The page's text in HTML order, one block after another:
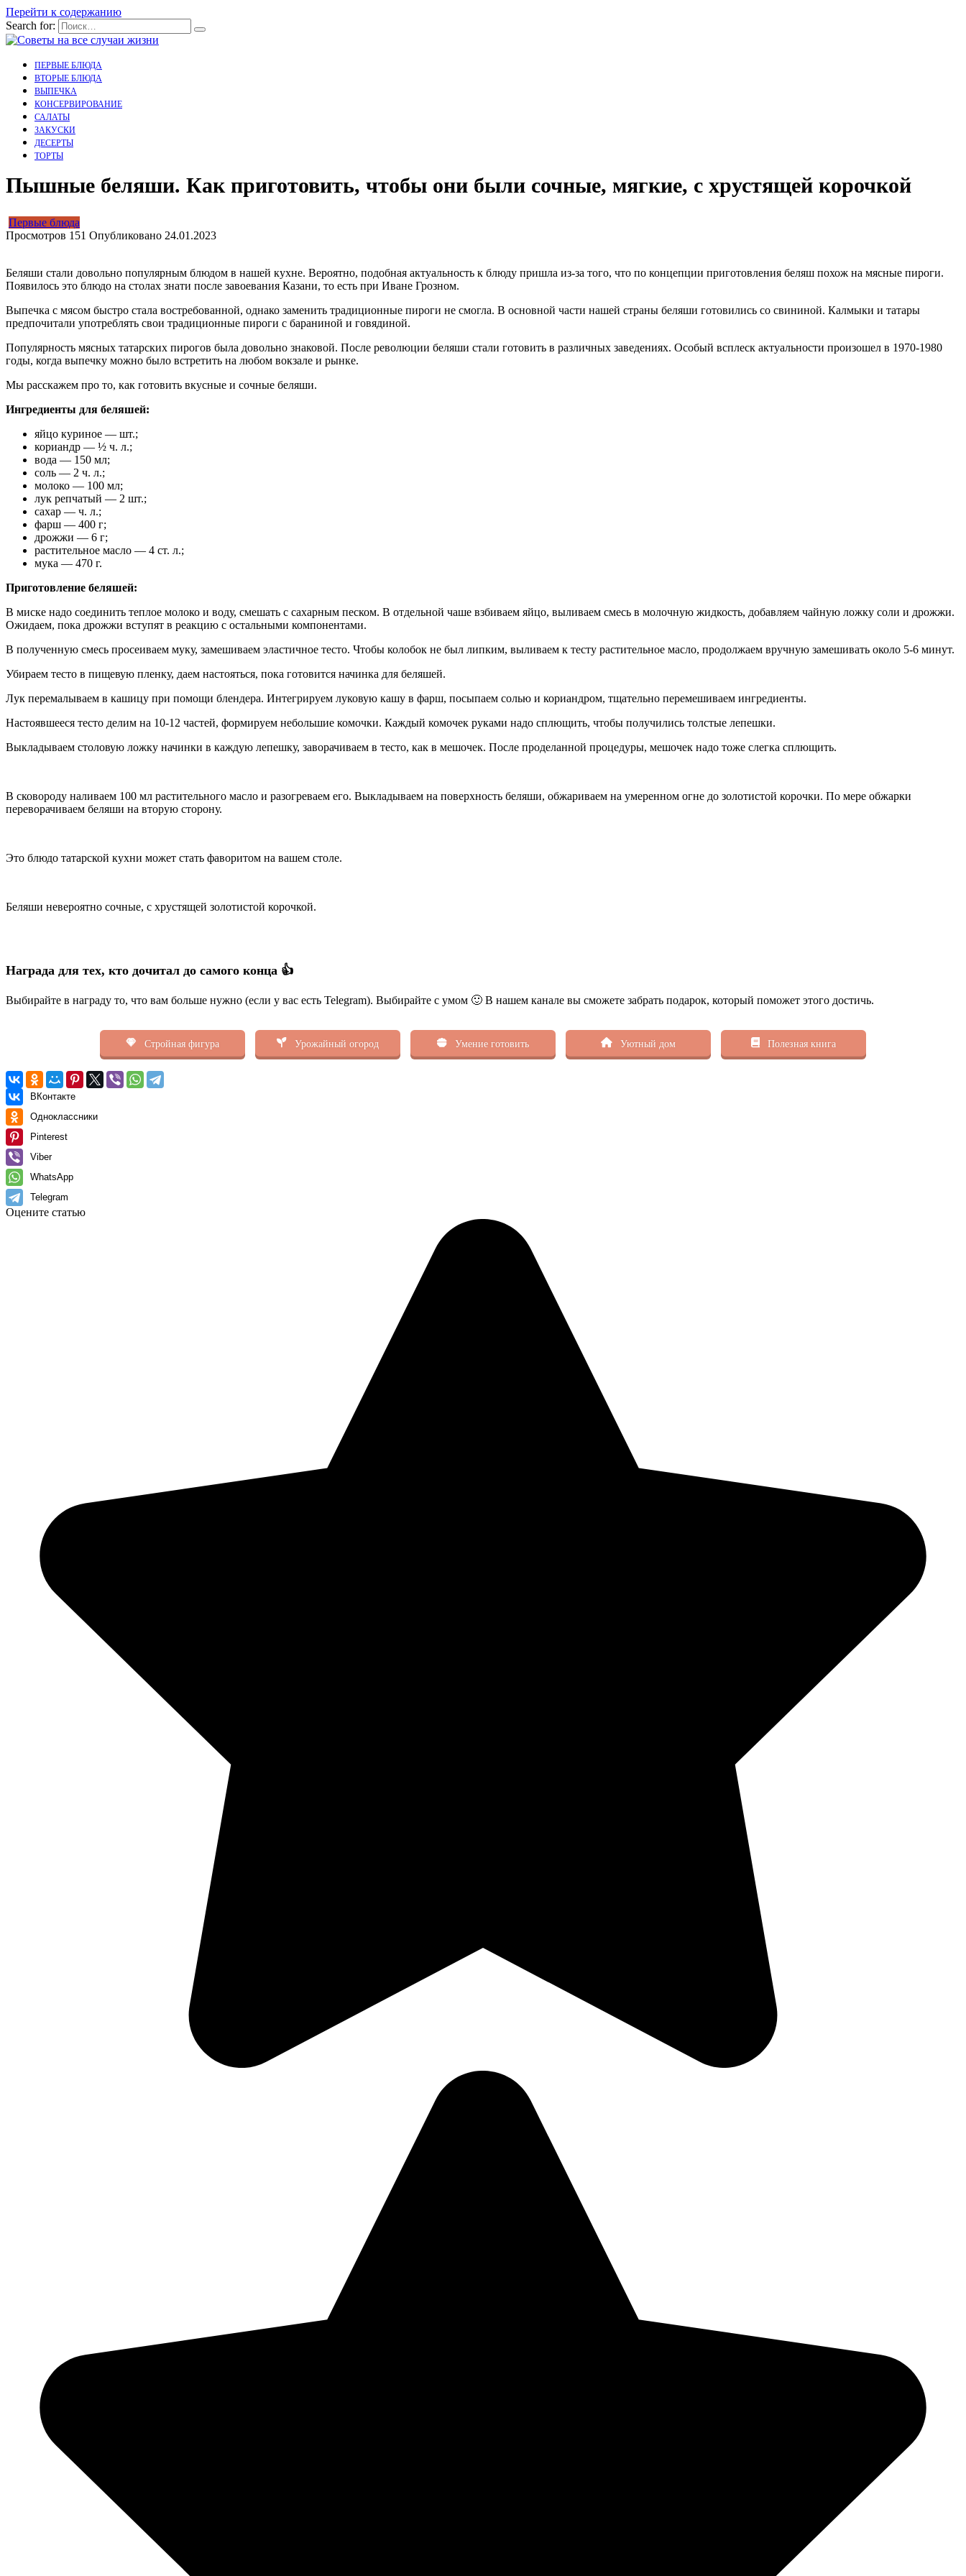
Перейти к содержанию
Search for:
ПЕРВЫЕ БЛЮДА
ВТОРЫЕ БЛЮДА
ВЫПЕЧКА
КОНСЕРВИРОВАНИЕ
САЛАТЫ
ЗАКУСКИ
ДЕСЕРТЫ
ТОРТЫ
Пышные беляши. Как приготовить, чтобы они были сочные, мягкие, с хрустящей корочкой
Первые блюда
Просмотров 151 Опубликовано 24.01.2023
Беляши стали довольно популярным блюдом в нашей кухне. Вероятно, подобная актуальность к блюду пришла из-за того, что по концепции приготовления беляш похож на мясные пироги.
Появилось это блюдо на столах знати после завоевания Казани, то есть при Иване Грозном.
Выпечка с мясом быстро стала востребованной, однако заменить традиционные пироги не смогла. В основной части нашей страны беляши готовились со свининой. Калмыки и татары
предпочитали употреблять свои традиционные пироги с бараниной и говядиной.
Популярность мясных татарских пирогов была довольно знаковой. После революции беляши стали готовить в различных заведениях. Особый всплеск актуальности произошел в 1970-1980
годы, когда выпечку можно было встретить на любом вокзале и рынке.
Мы расскажем про то, как готовить вкусные и сочные беляши.
Ингредиенты для беляшей:
яйцо куриное — шт.;
кориандр — ½ ч. л.;
вода — 150 мл;
соль — 2 ч. л.;
молоко — 100 мл;
лук репчатый — 2 шт.;
сахар — ч. л.;
фарш — 400 г;
дрожжи — 6 г;
растительное масло — 4 ст. л.;
мука — 470 г.
Приготовление беляшей:
В миске надо соединить теплое молоко и воду, смешать с сахарным песком. В отдельной чаше взбиваем яйцо, выливаем смесь в молочную жидкость, добавляем чайную ложку соли и дрожжи.
Ожидаем, пока дрожжи вступят в реакцию с остальными компонентами.
В полученную смесь просеиваем муку, замешиваем эластичное тесто. Чтобы колобок не был липким, выливаем к тесту растительное масло, продолжаем вручную замешивать около 5-6 минут.
Убираем тесто в пищевую пленку, даем настояться, пока готовится начинка для беляшей.
Лук перемалываем в кашицу при помощи блендера. Интегрируем луковую кашу в фарш, посыпаем солью и кориандром, тщательно перемешиваем ингредиенты.
Настоявшееся тесто делим на 10-12 частей, формируем небольшие комочки. Каждый комочек руками надо сплющить, чтобы получились толстые лепешки.
Выкладываем столовую ложку начинки в каждую лепешку, заворачиваем в тесто, как в мешочек. После проделанной процедуры, мешочек надо тоже слегка сплющить.
В сковороду наливаем 100 мл растительного масло и разогреваем его. Выкладываем на поверхность беляши, обжариваем на умеренном огне до золотистой корочки. По мере обжарки
переворачиваем беляши на вторую сторону.
Это блюдо татарской кухни может стать фаворитом на вашем столе.
Беляши невероятно сочные, с хрустящей золотистой корочкой.
Награда для тех, кто дочитал до самого конца 👍
Выбирайте в награду то, что вам больше нужно (если у вас есть Telegram). Выбирайте с умом 🙂 В нашем канале вы сможете забрать подарок, который поможет этого достичь.
Стройная фигура Урожайный огород Умение готовить Уютный дом Полезная книга
ВКонтакте
Одноклассники
Pinterest
Viber
WhatsApp
Telegram
Оцените статью